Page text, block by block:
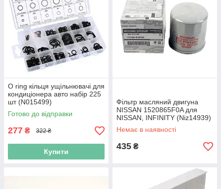
O ring кільця ущільнювачі для
кондиціонера авто набір 225
шт (N015499)
Готово до відправки
277 ₴ 322 ₴
Купити
Фільтр масляний двигуна
NISSAN 1520865F0A для
NISSAN, INFINITY (Niz14939)
Немає в наявності
435 ₴